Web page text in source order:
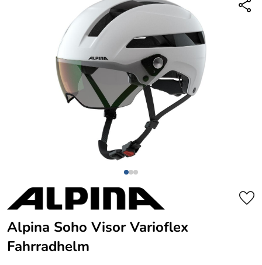
Alpina Soho Visor Varioflex
Fahrradhelm